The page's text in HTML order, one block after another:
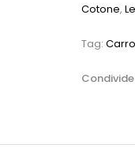
Cotone,
Tag: